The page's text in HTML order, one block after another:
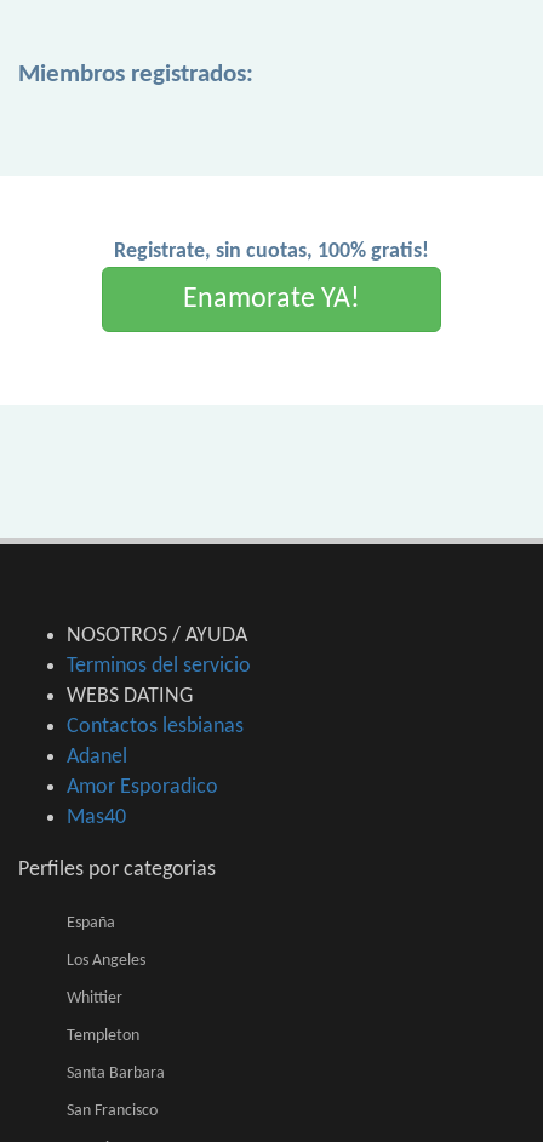
Miembros registrados:
Registrate, sin cuotas, 100% gratis!
Enamorate YA!
NOSOTROS / AYUDA
Terminos del servicio
WEBS DATING
Contactos lesbianas
Adanel
Amor Esporadico
Mas40
Perfiles por categorias
España
Los Angeles
Whittier
Templeton
Santa Barbara
San Francisco